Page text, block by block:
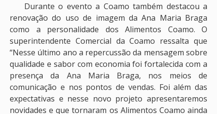
Durante o evento a Coamo também destacou a
renovação do uso de imagem da Ana Maria Braga
como a personalidade dos Alimentos Coamo. O
superintendente Comercial da Coamo ressalta que
“Nesse último ano a repercussão da mensagem sobre
qualidade e sabor com economia foi fortalecida com a
presença da Ana Maria Braga, nos meios de
comunicação e nos pontos de vendas. Foi além das
expectativas e nesse novo projeto apresentaremos
novidades e que tornaram os Alimentos Coamo ainda